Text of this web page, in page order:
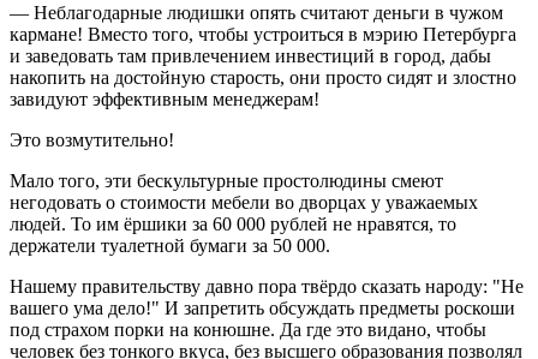
— Неблагодарные людишки опять считают деньги в чужом
кармане! Вместо того, чтобы устроиться в мэрию Петербурга
и заведовать там привлечением инвестиций в город, дабы
накопить на достойную старость, они просто сидят и злостно
завидуют эффективным менеджерам!
Это возмутительно!
Мало того, эти бескультурные простолюдины смеют
негодовать о стоимости мебели во дворцах у уважаемых
людей. То им ёршики за 60 000 рублей не нравятся, то
держатели туалетной бумаги за 50 000.
Нашему правительству давно пора твёрдо сказать народу: "Не
вашего ума дело!" И запретить обсуждать предметы роскоши
под страхом порки на конюшне. Да где это видано, чтобы
человек без тонкого вкуса, без высшего образования позволял